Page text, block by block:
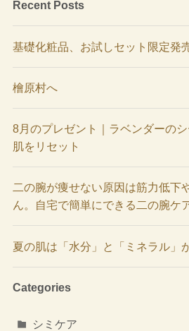
Recent Posts
基礎化粧品、お試しセット限定発
檜原村へ
8月のプレゼント｜ラベンダーの
肌をリセット
二の腕が痩せない原因は筋力低下
ん。自宅で簡単にできる二の腕ケ
夏の肌は「水分」と「ミネラル」
Categories
シミケア